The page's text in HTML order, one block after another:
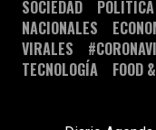
SOCIEDAD POLÍTICA
NACIONALES
VIRALES
TECNOLOGÍA
FOOD